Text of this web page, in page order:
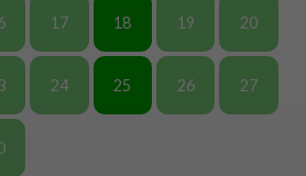
17 18 19 20
24 25 26 27